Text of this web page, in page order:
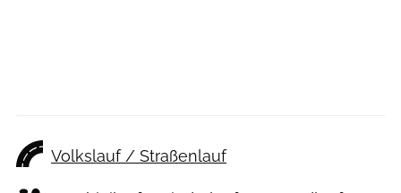
Volkslauf / Straßenlauf